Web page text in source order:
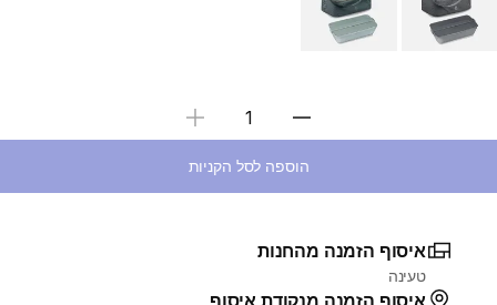
בחירת כמות
הוספה לסל הקניות
איסוף הזמנה מהחנות
טעינה
איסוף הזמנה מנקודת איסוף